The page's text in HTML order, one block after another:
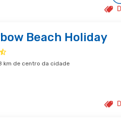
Beach Holiday
km de centro da cidade